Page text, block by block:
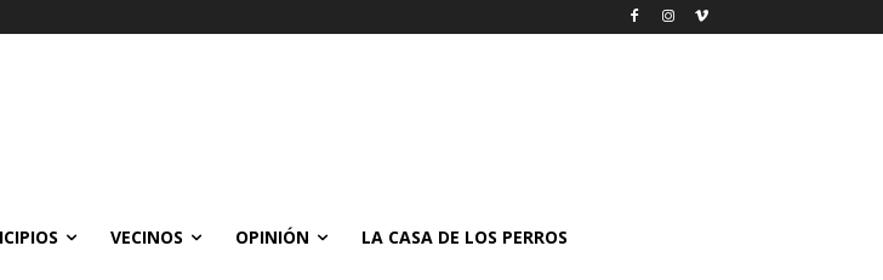
VECINOS OPINIÓN LA CASA DE LOS PERROS